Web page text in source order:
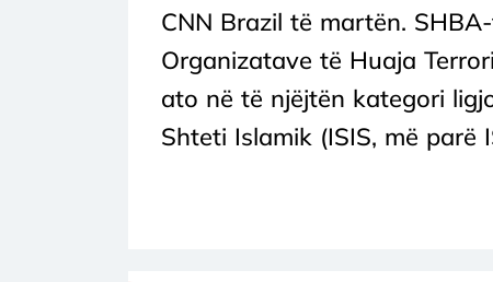
CNN Brazil të martën.
Organizatave të Huaja
ato në të njëjtën kategori
Shteti Islamik (ISIS, më parë